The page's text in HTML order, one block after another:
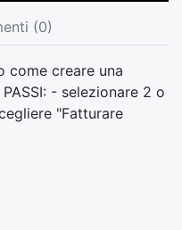
(0)
come creare una
- selezionare 2 o
"Fatturare